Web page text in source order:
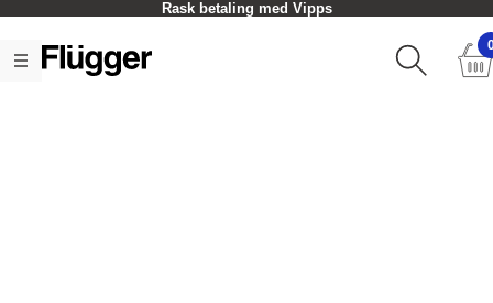
Rask betaling med Vipps